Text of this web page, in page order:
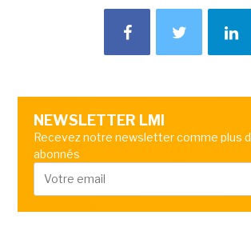
NEWSLETTER LMI
Recevez notre newsletter comme plus
abonnés